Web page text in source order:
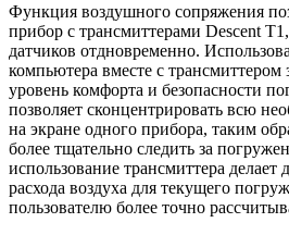
Функция воздушного сопряжения
прибор с трансмиттерами Descent
датчиков отдновременно.
компьютера вместе с
уровень комфорта и безопасности
позволяет сконцентрировать всю
на экране одного прибора, таким
более тщательно следить за
использование трансмиттера делает
расхода воздуха для текущего
пользователю более точно